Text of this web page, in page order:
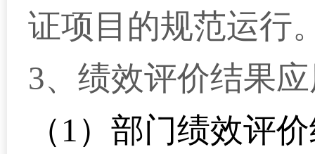
证项目的规范运行
3、绩效评价结果
（1）部门绩效评